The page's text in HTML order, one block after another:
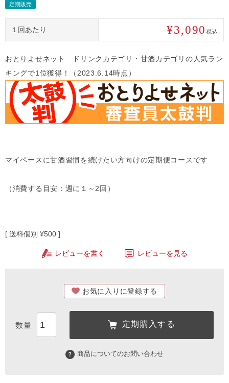
定期販売
１回あたり ¥3,090税込
おとりよせネット ドリンクカテゴリ・甘酒カテゴリの人気ラン
キングで1位獲得！（2023.6.14時点）
マイペースに甘酒習慣を続けたい方向けの定期便コースです
（消費する目安：週に１～2回）
送料個別 ¥500
レビューを書く レビューを見る
お気に入りに登録する
定期購入する
商品についてのお問い合わせ